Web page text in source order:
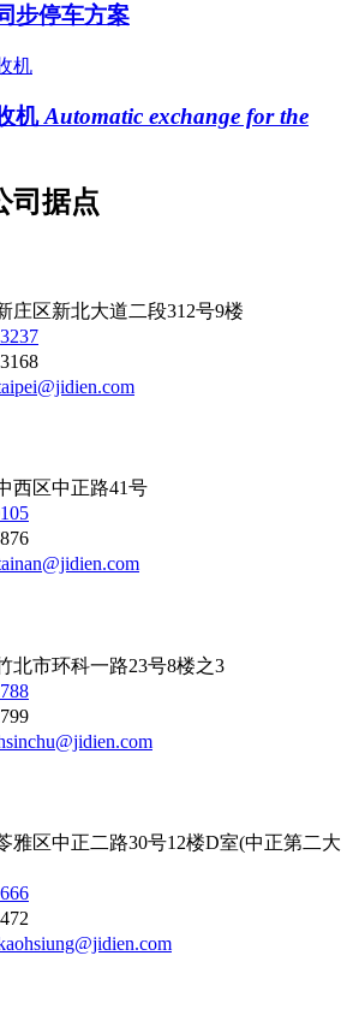
步停车方案
机 Automatic exchange for the
司据点
庄区新北大道二段312号9楼
西区中正路41号
北市环科一路23号8楼之3
雅区中正二路30号12楼D室(中正第二大